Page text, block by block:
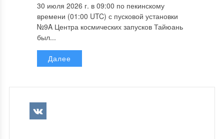
30 июля 2026 г. в 09:00 по пекинскому
времени (01:00 UTC) с пусковой установки
№9A Центра космических запусков Тайюань
был...
Далее